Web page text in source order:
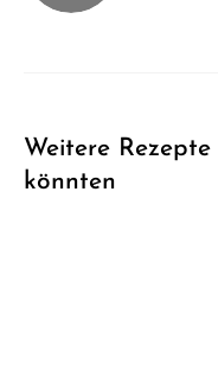
Weitere
könnten